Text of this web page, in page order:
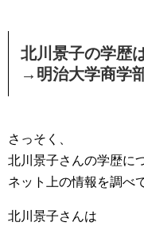
北川景子の学歴
→明治大学商学
さっそく、
北川景子さんの学歴に
ネット上の情報を調べ
北川景子さんは